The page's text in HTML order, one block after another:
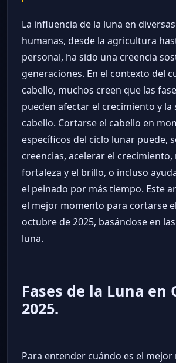
La influencia de la luna en
humanas, desde la agricultura
personal, ha sido una creencia
generaciones. En el contexto del
cabello, muchos creen que las
pueden afectar el crecimiento y la
cabello. Cortarse el cabello en
específicos del ciclo lunar puede,
creencias, acelerar el
fortaleza y el brillo, o incluso
el peinado por más tiempo. Este
el mejor momento para cortarse
octubre de 2025, basándose en
luna.
Fases de la Luna en
2025.
Para entender cuándo es el